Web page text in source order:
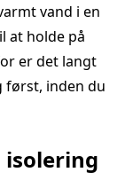
vand i en
at holde på
er det langt
først, inden du